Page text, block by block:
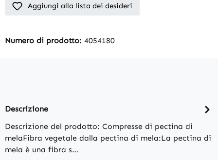
Aggiungi alla lista dei desideri
Numero di prodotto: 4054180
Descrizione
Descrizione del prodotto: Compresse di pectina di
melaFibra vegetale dalla pectina di mela:La pectina di
mela è una fibra s…